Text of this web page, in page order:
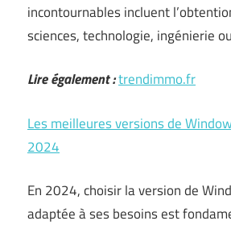
incontournables incluent
sciences, technologie, ingénierie
Lire également :trendimmo.fr
Les meilleures versions de
2024
En 2024, choisir la version de
adaptée à ses besoins est